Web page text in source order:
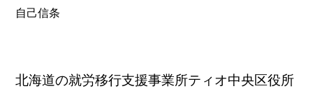
自己信条
北海道の就労移行支援事業所ティオ中央区役所